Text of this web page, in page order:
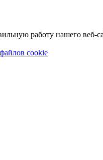
работу нашего веб-
cookie